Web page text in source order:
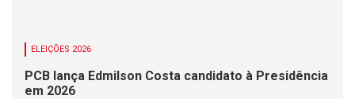
ELEIÇÕES 2026
PCB lança Edmilson Costa candidato à Presidência
em 2026